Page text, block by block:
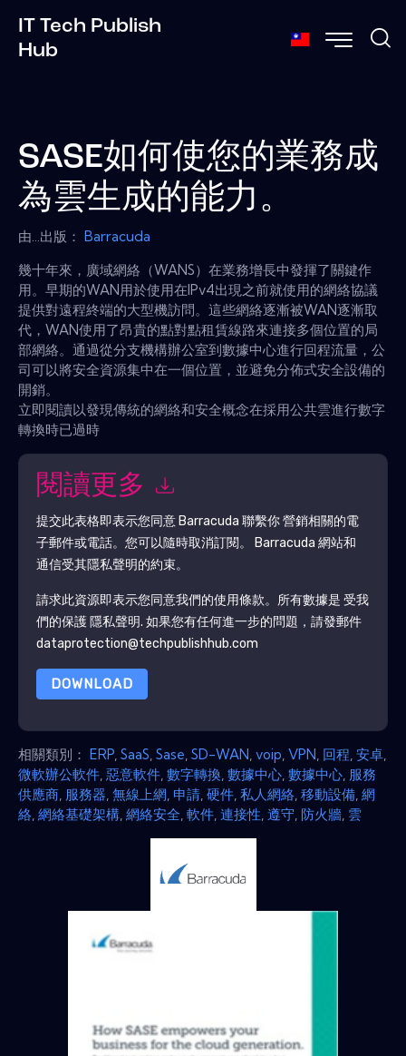
IT Tech Publish
Hub
SASE如何使您的業務成
為雲生成的能力。
由...出版： Barracuda
幾十年來，廣域網絡（WANS）在業務增長中發揮了關鍵作
用。早期的WAN用於使用在IPv4出現之前就使用的網絡協議
提供對遠程終端的大型機訪問。這些網絡逐漸被WAN逐漸取
代，WAN使用了昂貴的點對點租賃線路來連接多個位置的局
部網絡。通過從分支機構辦公室到數據中心進行回程流量，公
司可以將安全資源集中在一個位置，並避免分佈式安全設備的
開銷。
立即閱讀以發現傳統的網絡和安全概念在採用公共雲進行數字
轉換時已過時
閱讀更多
提交此表格即表示您同意 Barracuda 聯繫你 營銷相關的電
子郵件或電話。您可以隨時取消訂閱。
Barracuda 網站和
通信受其隱私聲明的約束。
請求此資源即表示您同意我們的使用條款。所有數據是 受我
們的保護 隱私聲明. 如果您有任何進一步的問題，請發郵件
dataprotection@techpublishhub.com
DOWNLOAD
相關類別： ERP SaaS Sase SD-WAN voip VPN 回程 安卓
微軟辦公軟件 惡意軟件 數字轉換 數據中心 數據中心 服務
供應商 服務器 無線上網 申請 硬件 私人網絡 移動設備 網
絡 網絡基礎架構 網絡安全 軟件 連接性 遵守 防火牆 雲